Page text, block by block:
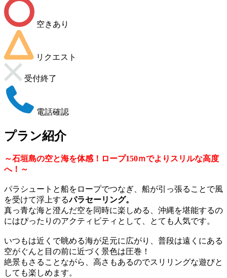
空きあり
リクエスト
受付終了
電話確認
プラン紹介
～石垣島の空と海を体感！ロープ150ｍでよりスリルな高度
へ！～
パラシュートと船をロープでつなぎ、船が引っ張ることで風
を受けて浮上するパラセーリング。
真っ青な海と澄んだ空を同時に楽しめる、沖縄を堪能するの
にはぴったりのアクティビティとして、とても人気です。
いつもは近くで眺める海が足元に広がり、普段は遠くにある
空がぐんと目の前に近づく景色は圧巻！
絶景もさることながら、高さもあるのでスリリングな遊びと
しても楽しめます。